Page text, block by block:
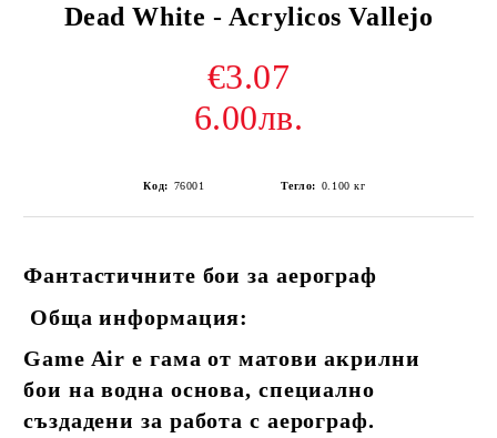
Dead White - Acrylicos Vallejo
€3.07
6.00лв.
Код: 76001 Тегло: 0.100 кг
Фантастичните бои за аерограф
Обща информация:
Game Air е гама от матови акрилни
бои на водна основа, специално
създадени за работа с аерограф.